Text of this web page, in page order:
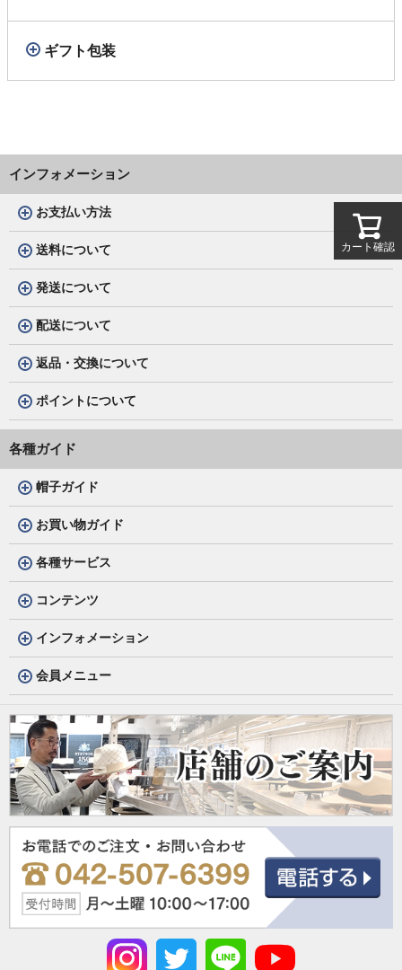
ギフト包装
インフォメーション
お支払い方法
送料について
発送について
配送について
返品・交換について
ポイントについて
各種ガイド
帽子ガイド
お買い物ガイド
各種サービス
コンテンツ
インフォメーション
会員メニュー
カート確認